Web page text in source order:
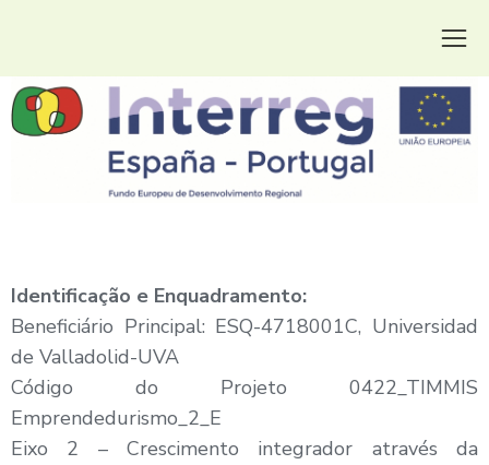
Identificação e Enquadramento:
Beneficiário Principal: ESQ-4718001C, Universidad
de Valladolid-UVA
Código do Projeto 0422_TIMMIS
Emprendedurismo_2_E
Eixo 2 – Crescimento integrador através da